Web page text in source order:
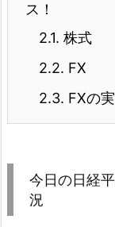
ス！
2.1. 株式
2.2. FX
2.3. FXの
今日の日経
況